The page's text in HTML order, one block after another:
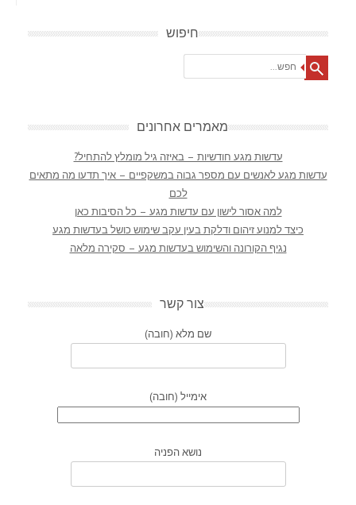
חיפוש
מאמרים אחרונים
עדשות מגע חודשיות – באיזה גיל מומלץ להתחיל?
עדשות מגע לאנשים עם מספר גבוה במשקפיים – איך תדעו מה מתאים
לכם
למה אסור לישון עם עדשות מגע – כל הסיבות כאן
כיצד למנוע זיהום ודלקת בעין עקב שימוש כושל בעדשות מגע
נגיף הקורונה והשימוש בעדשות מגע – סקירה מלאה
צור קשר
שם מלא (חובה)
אימייל (חובה)
נושא הפניה